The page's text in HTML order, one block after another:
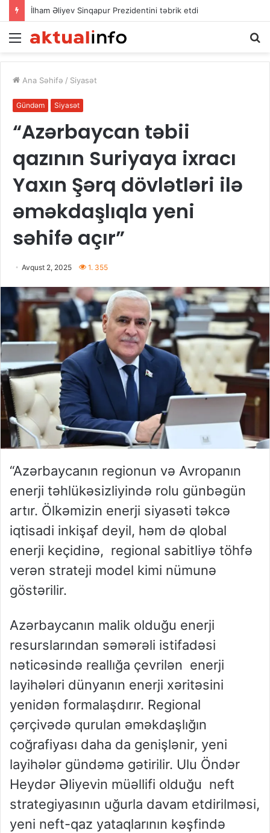
İlham Əliyev Sinqapur Prezidentini təbrik etdi
Menu
Ana Səhifə / Siyasət
Gündəm Siyasət
“Azərbaycan təbii
qazının Suriyaya ixracı
Yaxın Şərq dövlətləri ilə
əməkdaşlıqla yeni
səhifə açır”
Avqust 2, 2025 1. 355
“Azərbaycanın regionun və Avropanın
enerji təhlükəsizliyində rolu günbəgün
artır. Ölkəmizin enerji siyasəti təkcə
iqtisadi inkişaf deyil, həm də qlobal
enerji keçidinə, regional sabitliyə töhfə
verən strateji model kimi nümunə
göstərilir.
Azərbaycanın malik olduğu enerji
resurslarından səmərəli istifadəsi
nəticəsində reallığa çevrilən enerji
layihələri dünyanın enerji xəritəsini
yenidən formalaşdırır. Regional
çərçivədə qurulan əməkdaşlığın
coğrafiyası daha da genişlənir, yeni
layihələr gündəmə gətirilir. Ulu Öndər
Heydər Əliyevin müəllifi olduğu neft
strategiyasının uğurla davam etdirilməsi,
yeni neft-qaz yataqlarının kəşfində